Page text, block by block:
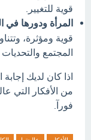
قوية للتغيير.
المرأة ودورها في
قوية ومؤثرة،
المجتمع والتحديات
اذا كان لديك
من الأفكار التي
فورآ.